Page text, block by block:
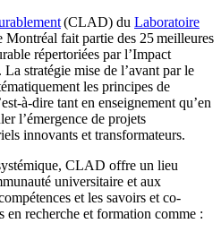
(CLAD) du Laboratoire
Montréal fait partie des 25 meilleures
répertoriées par l’Impact
stratégie mise de l’avant par le
les principes de
à-dire tant en enseignement qu’en
l’émergence de projets
innovants et transformateurs.
CLAD offre un lieu
universitaire et aux
et les savoirs et co-
en recherche et formation comme :